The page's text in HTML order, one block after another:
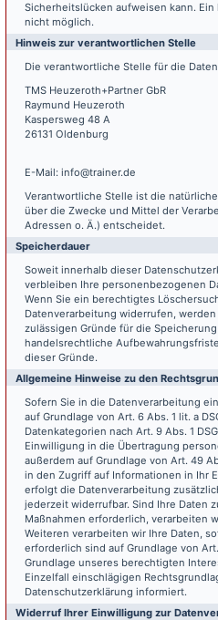
Sicherheitslücken aufweisen kann.
nicht möglich.
Hinweis zur verantwortlichen Stelle
Die verantwortliche Stelle für die
TMS Heuzeroth+Partner GbR
Raymund Heuzeroth
Kaspersweg 48 A
26131 Oldenburg
E-Mail: info@trainer.de
Verantwortliche Stelle ist die
über die Zwecke und Mittel der
Adressen o. Ä.) entscheidet.
Speicherdauer
Soweit innerhalb dieser
verbleiben Ihre personenbezogenen
Wenn Sie ein berechtigtes
Datenverarbeitung widerrufen,
zulässigen Gründe für die
handelsrechtliche
dieser Gründe.
Allgemeine Hinweise zu den
Sofern Sie in die Datenverarbeitung
auf Grundlage von Art. 6 Abs. 1 lit. a
Datenkategorien nach Art. 9 Abs. 1
Einwilligung in die Übertragung
außerdem auf Grundlage von Art. 49
in den Zugriff auf Informationen in Ihr
erfolgt die Datenverarbeitung
jederzeit widerrufbar. Sind Ihre Daten
Maßnahmen erforderlich, verarbeiten
Weiteren verarbeiten wir Ihre Daten,
erforderlich sind auf Grundlage von
Grundlage unseres berechtigten
Einzelfall einschlägigen
Datenschutzerklärung informiert.
Widerruf Ihrer Einwilligung zur